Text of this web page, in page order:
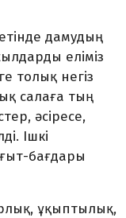
дамудың
еліміз
толық негіз
салаға тың
әсіресе,
Ішкі
бағдары
ұқыптылық,